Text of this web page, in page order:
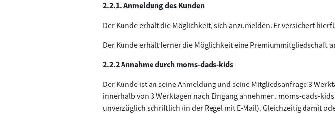
2.2.1. Anmeldung des Kunden
Der Kunde erhält die Möglichkeit, sich anzumelden. Er versichert
Der Kunde erhält ferner die Möglichkeit eine Premiummitgliedschaft
2.2.2 Annahme durch moms-dads-kids
Der Kunde ist an seine Anmeldung und seine Mitgliedsanfrage 3
innerhalb von 3 Werktagen nach Eingang annehmen. moms-dads-
unverzüglich schriftlich (in der Regel mit E-Mail). Gleichzeitig damit